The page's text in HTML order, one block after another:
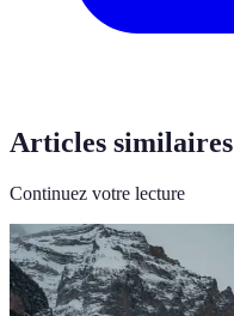
Articles similaires
Continuez votre lecture